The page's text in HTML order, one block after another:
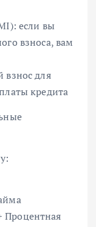
если вы
взноса, вам
взнос для
кредита
Процентная